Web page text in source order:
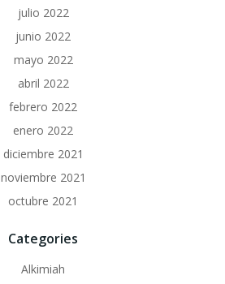
julio 2022
junio 2022
mayo 2022
abril 2022
febrero 2022
enero 2022
diciembre 2021
noviembre 2021
octubre 2021
Categories
Alkimiah